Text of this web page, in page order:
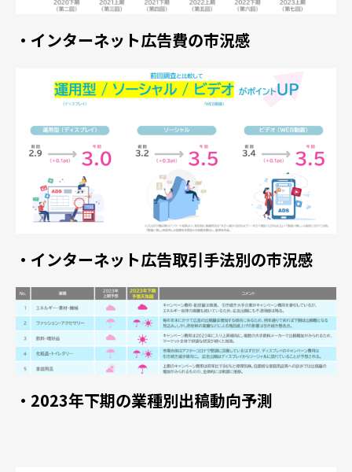
・インターネット広告費の市況感
・インターネット広告取引手法別の市況感
・2023年下期の業種別出稿動向予測